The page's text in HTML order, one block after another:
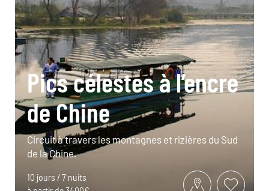
Pics célestes à l’encre
de Chine
Circuit à travers les montagnes et rizières du Sud
de la Chine.
10 jours / 7 nuits